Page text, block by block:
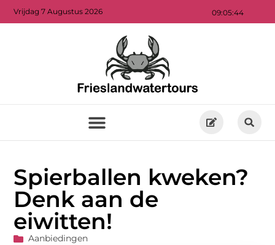
09:05:45
Vrijdag 7 Augustus 2026
Spierballen kweken?
Denk aan de
eiwitten!
Aanbiedingen